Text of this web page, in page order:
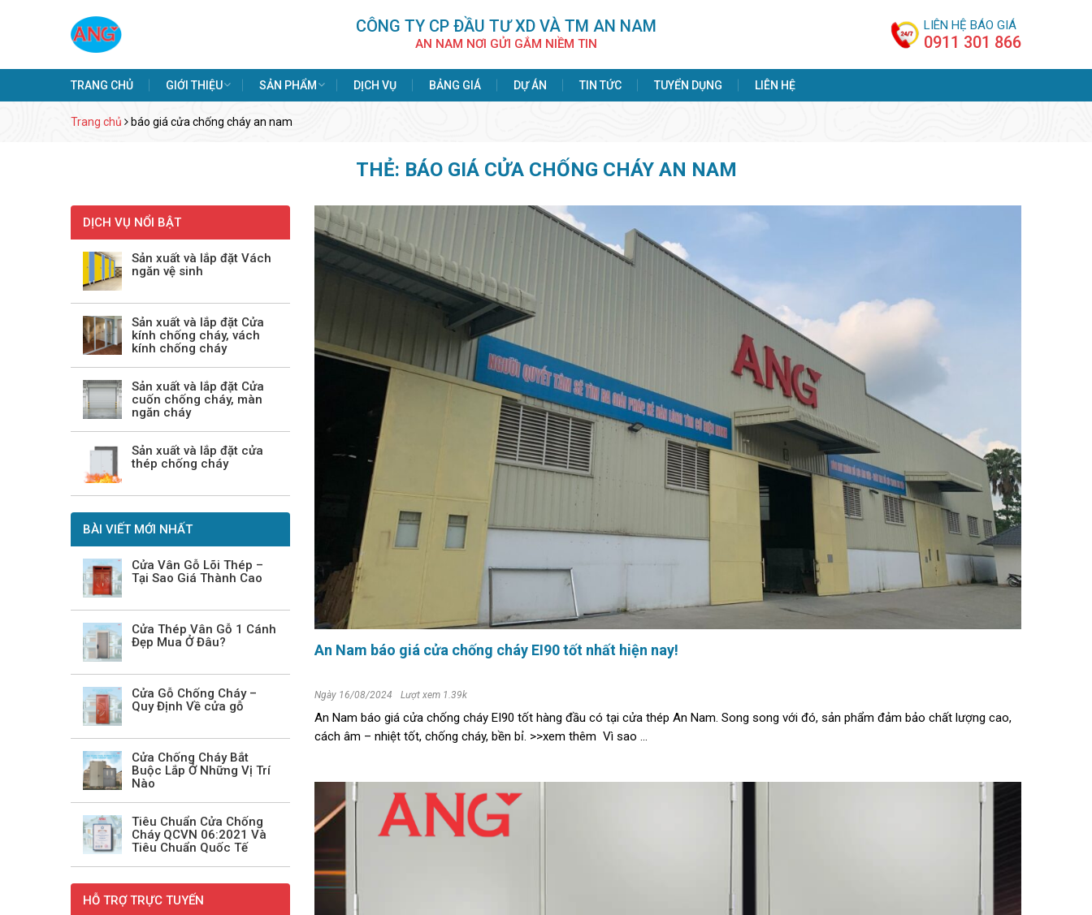
CÔNG TY CP ÐẦU TƯ XD VÀ TM AN NAM
AN NAM NƠI GỬI GẮM NIỀM TIN
LIÊN HỆ BÁO GIÁ
0911 301 866
TRANG CHỦ GIỚI THIỆU SẢN PHẨM DỊCH VỤ BẢNG GIÁ DỰ ÁN TIN TỨC TUYỂN DỤNG LIÊN HỆ
Trang chủ báo giá cửa chống cháy an nam
THẺ: BÁO GIÁ CỬA CHỐNG CHÁY AN NAM
DỊCH VỤ NỔI BẬT
Sản xuất và lắp đặt Vách
ngăn vệ sinh
Sản xuất và lắp đặt Cửa
kính chống cháy, vách
kính chống cháy
Sản xuất và lắp đặt Cửa
cuốn chống cháy, màn
ngăn cháy
Sản xuất và lắp đặt cửa
thép chống cháy
BÀI VIẾT MỚI NHẤT
Cửa Vân Gỗ Lõi Thép –
Tại Sao Giá Thành Cao
Cửa Thép Vân Gỗ 1 Cánh
Đẹp Mua Ở Đâu?
Cửa Gỗ Chống Cháy –
Quy Định Về cửa gỗ
Cửa Chống Cháy Bắt
Buộc Lắp Ở Những Vị Trí
Nào
Tiêu Chuẩn Cửa Chống
Cháy QCVN 06:2021 Và
Tiêu Chuẩn Quốc Tế
HỖ TRỢ TRỰC TUYẾN
An Nam báo giá cửa chống cháy EI90 tốt nhất hiện nay!
Ngày 16/08/2024 Lượt xem 1.39k
An Nam báo giá cửa chống cháy EI90 tốt hàng đầu có tại cửa thép An Nam. Song song với đó, sản phẩm đảm bảo chất lượng cao,
cách âm – nhiệt tốt, chống cháy, bền bỉ. >>xem thêm Vì sao ...